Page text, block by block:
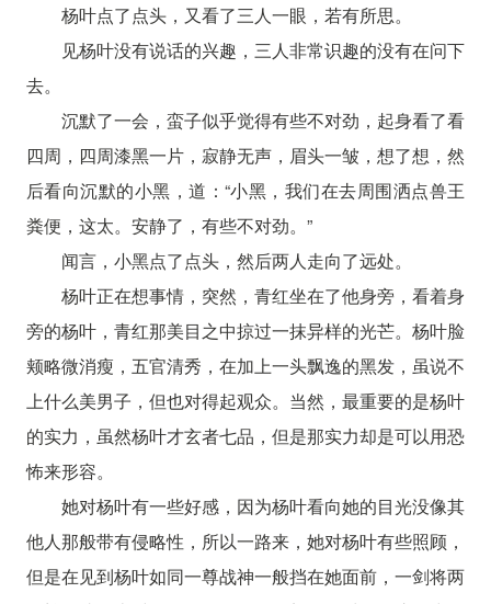
杨叶点了点头，又看了三人一眼，若有所思。
见杨叶没有说话的兴趣，三人非常识趣的没有在问下
去。
沉默了一会，蛮子似乎觉得有些不对劲，起身看了看
四周，四周漆黑一片，寂静无声，眉头一皱，想了想，然
后看向沉默的小黑，道：“小黑，我们在去周围洒点兽王
粪便，这太。安静了，有些不对劲。”
闻言，小黑点了点头，然后两人走向了远处。
杨叶正在想事情，突然，青红坐在了他身旁，看着身
旁的杨叶，青红那美目之中掠过一抹异样的光芒。杨叶脸
颊略微消瘦，五官清秀，在加上一头飘逸的黑发，虽说不
上什么美男子，但也对得起观众。当然，最重要的是杨叶
的实力，虽然杨叶才玄者七品，但是那实力却是可以用恐
怖来形容。
她对杨叶有一些好感，因为杨叶看向她的目光没像其
他人那般带有侵略性，所以一路来，她对杨叶有些照顾，
但是在见到杨叶如同一尊战神一般挡在她面前，一剑将两